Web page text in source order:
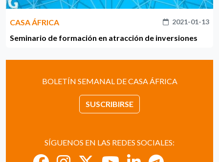
CASA ÁFRICA 2021-01-13
Seminario de formación en atracción de inversiones
BOLETÍN SEMANAL DE CASA ÁFRICA
SUSCRIBIRSE
SÍGUENOS EN LAS REDES SOCIALES: